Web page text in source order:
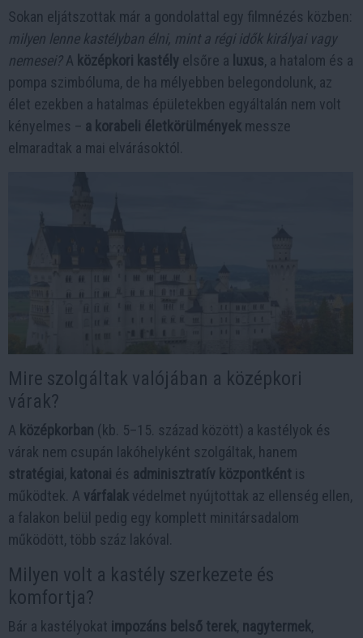
Sokan eljátszottak már a gondolattal egy filmnézés közben:
milyen lenne kastélyban élni, mint a régi idők királyai vagy
nemesei?A középkori kastély elsőre a luxus, a hatalom és a
pompa szimbóluma, de ha mélyebben belegondolunk, az
élet ezekben a hatalmas épületekben egyáltalán nem volt
kényelmes – a korabeli életkörülmények messze
elmaradtak a mai elvárásoktól.
Mire szolgáltak valójában a középkori
várak?
A középkorban (kb. 5–15. század között) a kastélyok és
várak nem csupán lakóhelyként szolgáltak, hanem
stratégiai , katonai és adminisztratív központként is
működtek. A várfalak védelmet nyújtottak az ellenség ellen,
a falakon belül pedig egy komplett minitársadalom
működött, több száz lakóval.
Milyen volt a kastély szerkezete és
komfortja?
Bár a kastélyokat impozáns belső terek, nagytermek,